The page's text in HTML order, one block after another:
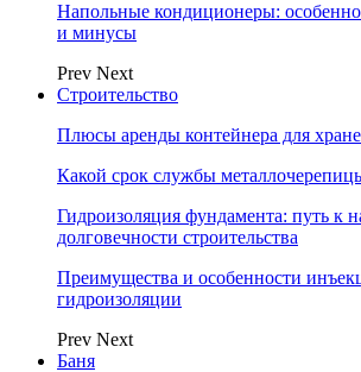
Напольные кондиционеры:
и минусы
Prev Next
Строительство
Плюсы аренды контейнера для
Какой срок службы
Гидроизоляция фундамента: путь к
долговечности строительства
Преимущества и особенности
гидроизоляции
Prev Next
Баня